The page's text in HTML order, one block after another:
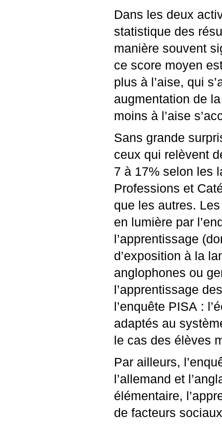
Dans les deux
statistique des
manière souvent
ce score moyen
plus à l’aise, qui
augmentation de
moins à l’aise
Sans grande
ceux qui relèvent
7 à 17% selon les
Professions et
que les autres.
en lumière par
l’apprentissage
d’exposition à la
anglophones ou
l’apprentissage
l’enquête PISA :
adaptés au
le cas des élèves
Par ailleurs,
l’allemand et
élémentaire,
de facteurs